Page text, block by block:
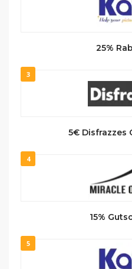
25%
3
5€ Disfrazzes
4
15%
5